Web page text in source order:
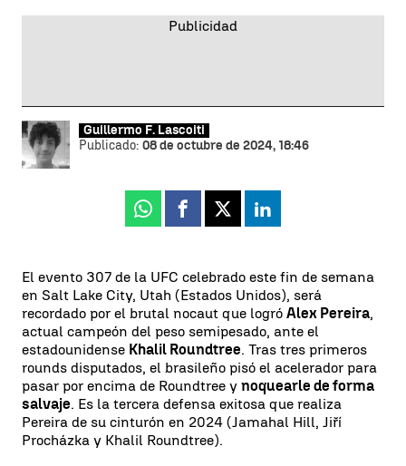
Guillermo F. Lascoiti
Publicado: 08 de octubre de 2024, 18:46
Whatsapp
Facebook
X Linkedin
El evento 307 de la UFC celebrado este fin de semana
en Salt Lake City, Utah (Estados Unidos), será
recordado por el brutal nocaut que logró Alex Pereira,
actual campeón del peso semipesado, ante el
estadounidense Khalil Roundtree. Tras tres primeros
rounds disputados, el brasileño pisó el acelerador para
pasar por encima de Roundtree y noquearle de forma
salvaje. Es la tercera defensa exitosa que realiza
Pereira de su cinturón en 2024 (Jamahal Hill, Jiří
Procházka y Khalil Roundtree).